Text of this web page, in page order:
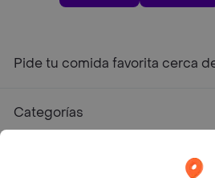
Pide tu comida favorita cerca
Categorías